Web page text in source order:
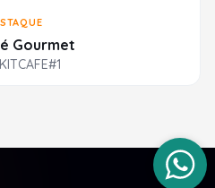
Gourmet